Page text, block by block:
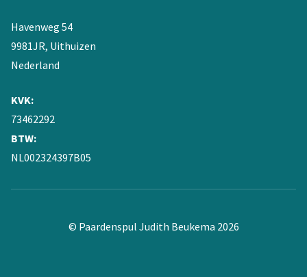
Havenweg 54
9981JR, Uithuizen
Nederland
KVK:
73462292
BTW:
NL002324397B05
© Paardenspul Judith Beukema 2026